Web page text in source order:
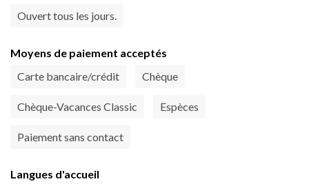
Ouvert tous les jours.
Moyens de paiement acceptés
Carte bancaire/crédit
Chèque
Chèque-Vacances Classic Espèces
Paiement sans contact
Langues d'accueil